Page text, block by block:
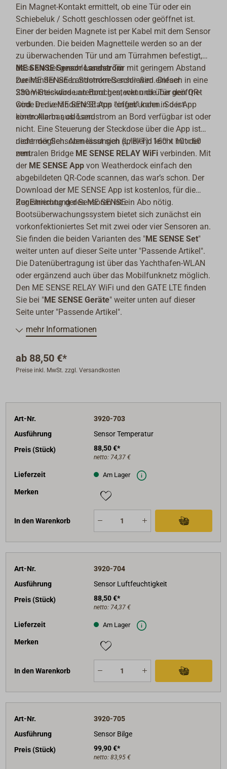
Ein Magnet-Kontakt ermittelt, ob eine Tür oder ein
Schiebeluk / Schott geschlossen oder geöffnet ist.
Einer der beiden Magnete ist per Kabel mit dem Sensor
verbunden. Die beiden Magnetteile werden so an der
zu überwachenden Tür und am Türrahmen befestigt,
dass sie bei geschlossener Tür mit geringem Abstand
zueinander einen Stromkreis schließen. Dieser
Stromkreis wird unterbrochen, wenn die Tür geöffnet
wird. Der veränderte Status “offen” kann in der App
einen Alarm auslösen.
ME SENSE Sensor Landstrom
Der ME SENSE Landstrom-Sensor wird einfach in eine
230 V-Steckdose an Bord gesteckt und über den QR-
Code in die ME SENSE App eingebunden. So ist
kontrollierbar, ob Landstrom an Bord verfügbar ist oder
nicht. Eine Steuerung der Steckdose über die App ist
nicht möglich. Abmessungen (L/B/T): 160 x 10 x 60
mm.
Jeder der Sensoren lässt sich spielend leicht mit der
zentralen Bridge ME SENSE RELAY WiFiverbinden. Mit
der ME SENSE Appvon Weatherdock einfach den
abgebildeten QR-Code scannen, das war’s schon. Der
Download der ME SENSE App ist kostenlos, für die
Registrierung der Sensoren ist ein Abo nötig.
Zur Einrichtung des ME SENSE
Bootsüberwachungssystem bietet sich zunächst ein
vorkonfektioniertes Set mit zwei oder vier Sensoren an.
Sie finden die beiden Varianten des "ME SENSE Set"
weiter unten auf dieser Seite unter "Passende Artikel".
Die Datenübertragung ist über das Yachthafen-WLAN
oder ergänzend auch über das Mobilfunknetz möglich.
Den ME SENSE RELAY WiFi und den GATE LTE finden
Sie bei "ME SENSE Geräte" weiter unten auf dieser
Seite unter "Passende Artikel".
mehr Informationen
ab 88,50 €*
Preise inkl. MwSt. zzgl. Versandkosten
Art-Nr.
3920-703
Ausführung
Sensor Temperatur
Preis (Stück)
88,50 €*
netto: 74,37 €
Lieferzeit Am Lager
Merken
In den Warenkorb
Art-Nr.
3920-704
Ausführung
Sensor Luftfeuchtigkeit
Preis (Stück)
88,50 €*
netto: 74,37 €
Lieferzeit Am Lager
Merken
In den Warenkorb
Art-Nr.
3920-705
Ausführung
Sensor Bilge
Preis (Stück)
99,90 €*
netto: 83,95 €